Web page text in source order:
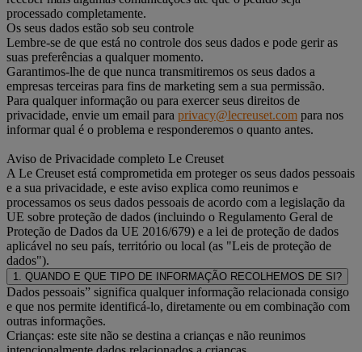
processado completamente.
Os seus dados estão sob seu controle
Lembre-se de que está no controle dos seus dados e pode gerir as
suas preferências a qualquer momento.
Garantimos-lhe de que nunca transmitiremos os seus dados a
empresas terceiras para fins de marketing sem a sua permissão.
Para qualquer informação ou para exercer seus direitos de
privacidade, envie um email para privacy@lecreuset.com para nos
informar qual é o problema e responderemos o quanto antes.
Aviso de Privacidade completo Le Creuset
A Le Creuset está comprometida em proteger os seus dados pessoais
e a sua privacidade, e este aviso explica como reunimos e
processamos os seus dados pessoais de acordo com a legislação da
UE sobre proteção de dados (incluindo o Regulamento Geral de
Proteção de Dados da UE 2016/679) e a lei de proteção de dados
aplicável no seu país, território ou local (as "Leis de proteção de
dados").
1. QUANDO E QUE TIPO DE INFORMAÇÃO RECOLHEMOS DE SI?
Dados pessoais” significa qualquer informação relacionada consigo
e que nos permite identificá-lo, diretamente ou em combinação com
outras informações.
Crianças: este site não se destina a crianças e não reunimos